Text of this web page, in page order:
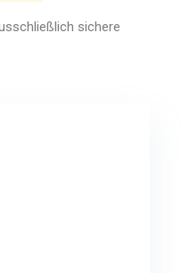
sichere